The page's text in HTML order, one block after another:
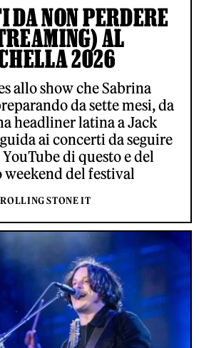
DA NON PERDERE
AL
2026
allo show che Sabrina
da sette mesi, da
headliner latina a Jack
ai concerti da seguire
di questo e del
weekend del festival
STONE IT